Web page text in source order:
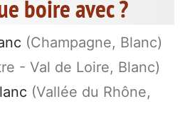
boire avec ?
(Champagne, Blanc)
- Val de Loire, Blanc)
(Vallée du Rhône,